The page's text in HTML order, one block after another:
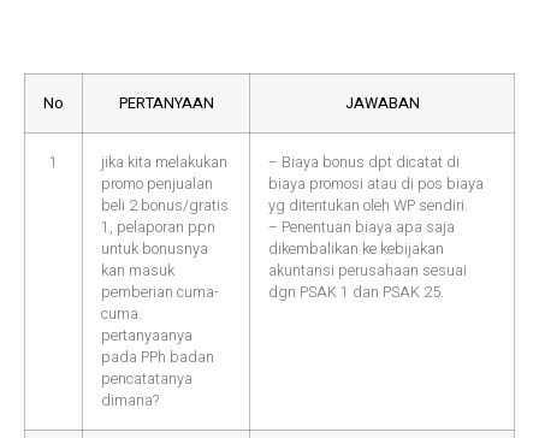
No PERTANYAAN JAWABAN
1
jika kita melakukan
promo penjualan
beli 2 bonus/gratis
1, pelaporan ppn
untuk bonusnya
kan masuk
pemberian cuma-
cuma.
pertanyaanya
pada PPh badan
pencatatanya
dimana?
– Biaya bonus dpt dicatat di
biaya promosi atau di pos biaya
yg ditentukan oleh WP sendiri.
– Penentuan biaya apa saja
dikembalikan ke kebijakan
akuntansi perusahaan sesuai
dgn PSAK 1 dan PSAK 25.